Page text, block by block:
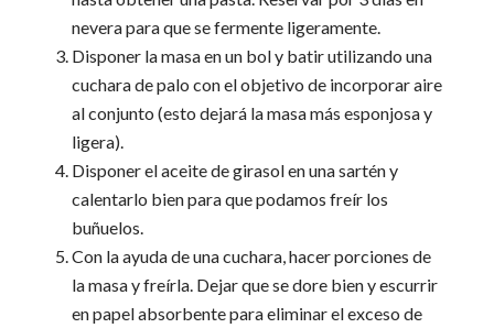
nevera para que se fermente ligeramente.
Disponer la masa en un bol y batir utilizando una
cuchara de palo con el objetivo de incorporar aire
al conjunto (esto dejará la masa más esponjosa y
ligera).
Disponer el aceite de girasol en una sartén y
calentarlo bien para que podamos freír los
buñuelos.
Con la ayuda de una cuchara, hacer porciones de
la masa y freírla. Dejar que se dore bien y escurrir
en papel absorbente para eliminar el exceso de